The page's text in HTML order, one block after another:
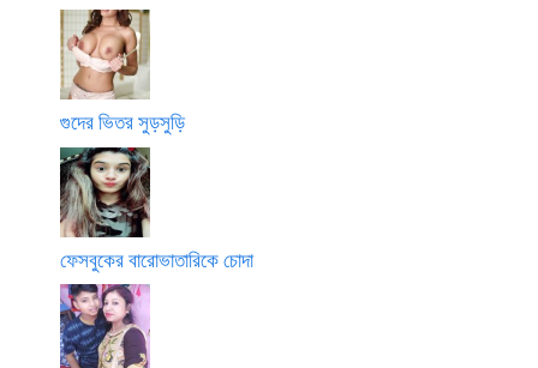
গুদের ভিতর সুড়সুড়ি
ফেসবুকের বারোভাতারিকে চোদা